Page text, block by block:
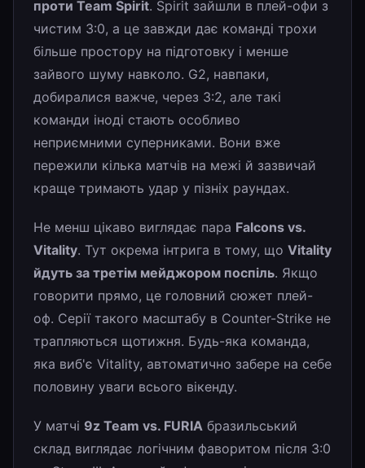
проти Team Spirit. Spirit зайшли в плей-офи з
чистим 3:0, а це завжди дає команді трохи
більше простору на підготовку і менше
зайвого шуму навколо. G2, навпаки,
добиралися важче, через 3:2, але такі
команди іноді стають особливо
неприємними суперниками. Вони вже
пережили кілька матчів на межі й зазвичай
краще тримають удар у пізніх раундах.
Не менш цікаво виглядає пара Falcons vs.
Vitality. Тут окрема інтрига в тому, що Vitality
йдуть за третім мейджором поспіль. Якщо
говорити прямо, це головний сюжет плей-
оф. Серії такого масштабу в Counter-Strike не
трапляються щотижня. Будь-яка команда,
яка виб'є Vitality, автоматично забере на себе
половину уваги всього вікенду.
У матчі 9z Team vs. FURIA бразильський
склад виглядає логічним фаворитом після 3:0